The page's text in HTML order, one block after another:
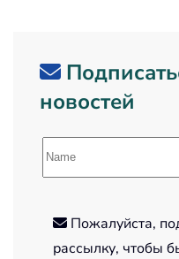
новостей
Пожалуйста,
рассылку, чтобы